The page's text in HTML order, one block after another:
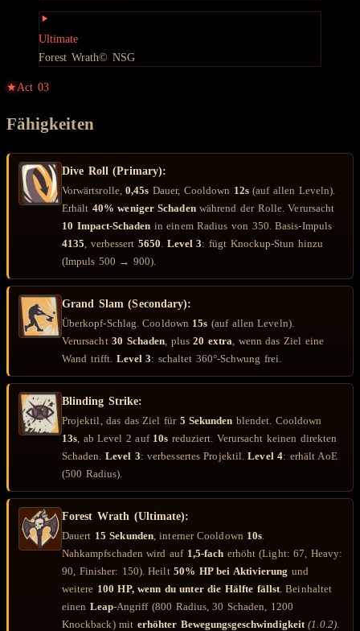
Ultimate
Forest Wrath© NSG
★Act 03
Fähigkeiten
Dive Roll (Primary):
Vorwärtsrolle,0,45s Dauer, Cooldown 12s(auf allen Leveln).
Erhält 40% weniger Schadenwährend der Rolle. Verursacht
10 Impact-Schaden in einem Radius von 350. Basis-Impuls
4135 , verbessert 5650 Level 3: fügt Knockup-Stun hinzu
(Impuls 500 → 900).
Grand Slam (Secondary):
Überkopf-Schlag. Cooldown 15s (auf allen Leveln).
Verursacht30 Schaden , plus20 extra , wenn das Ziel eine
Wand trifft. Level 3: schaltet 360°-Schwung frei.
Blinding Strike:
Projektil, das das Ziel für 5 Sekunden blendet. Cooldown
13s , ab Level 2 auf 10s reduziert. Verursacht keinen direkten
Schaden. Level 3: verbessertes Projektil.Level 4: erhält AoE
(500 Radius).
Forest Wrath (Ultimate):
Dauert 15 Sekunden, interner Cooldown 10s
Nahkampfschaden wird auf 1,5-fach erhöht (Light: 67, Heavy:
90, Finisher: 150). Heilt50% HP bei Aktivierung und
weitere 100 HP, wenn du unter die Hälfte fällst. Beinhaltet
einen Leap-Angriff (800 Radius, 30 Schaden, 1200
Knockback) mit erhöhter Bewegungsgeschwindigkeit (1.0.2).